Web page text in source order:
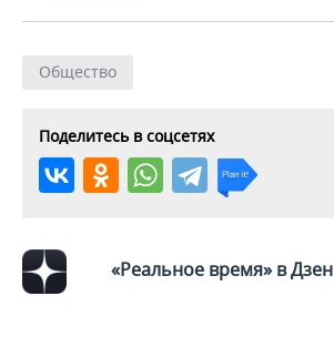
Общество
Поделитесь в соцсетях
«Реальное время» в Дзен